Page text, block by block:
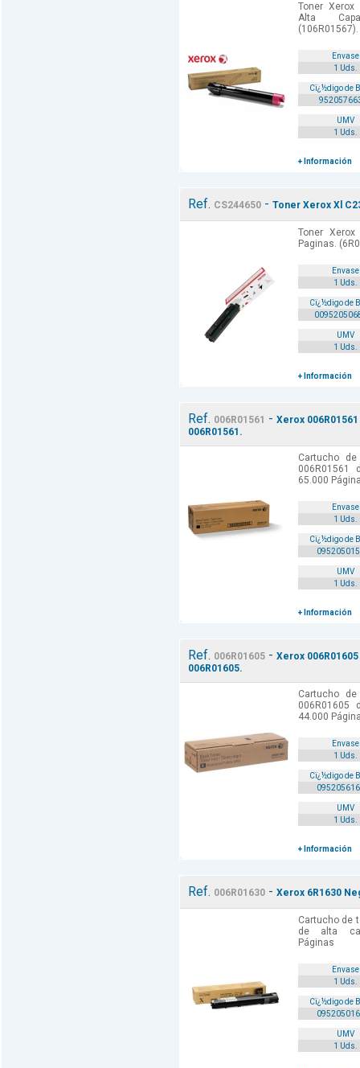
Toner
Alta
(106R01567).
Envase
1 Uds.
Cï¿½digo de
UMV
1 Uds.
+ Información
Ref. CS244650- Toner Xerox Xl
Toner
Paginas.
Envase
1 Uds.
Cï¿½digo de
UMV
1 Uds.
+ Información
Ref. 006R01561 - Xerox
006R01561.
Cartucho
006R01561
65.000
Envase
1 Uds.
Cï¿½digo de
UMV
1 Uds.
+ Información
Ref. 006R01605- Xerox
006R01605.
Cartucho
006R01605
44.000
Envase
1 Uds.
Cï¿½digo de
UMV
1 Uds.
+ Información
Ref. 006R01630- Xerox 6R1630
Cartucho de
de alta
Páginas
Envase
1 Uds.
Cï¿½digo de
UMV
1 Uds.